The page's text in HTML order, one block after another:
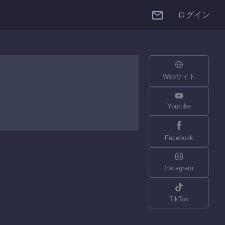
ログイン
Webサイト
Youtube
Facebook
Instagram
TikTok